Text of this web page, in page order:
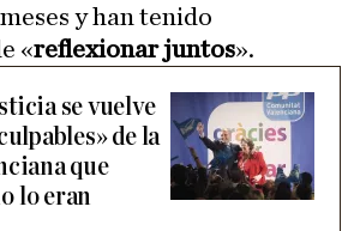
y han tenido
«reflexionar juntos».
se vuelve
de la
que
lo eran